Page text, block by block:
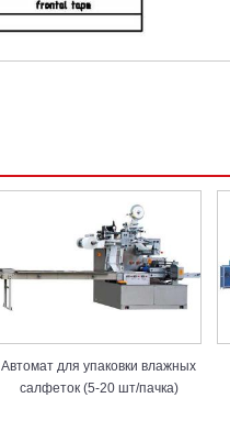
Автомат для упаковки влажных
салфеток (5-20 шт/пачка)